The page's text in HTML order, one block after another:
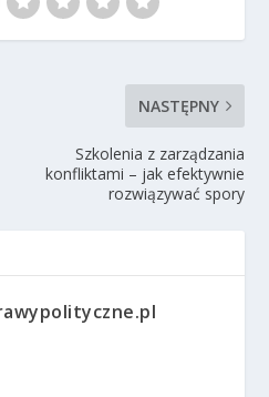
NASTĘPNY
Szkolenia z zarządzania
konfliktami – jak efektywnie
rozwiązywać spory